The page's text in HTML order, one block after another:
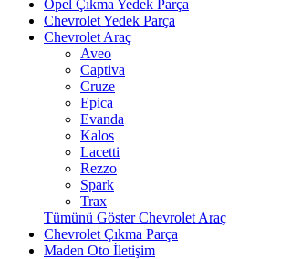
Opel Çıkma Yedek Parça
Chevrolet Yedek Parça
Chevrolet Araç
Aveo
Captiva
Cruze
Epica
Evanda
Kalos
Lacetti
Rezzo
Spark
Trax
Tümünü Göster Chevrolet Araç
Chevrolet Çıkma Parça
Maden Oto İletişim